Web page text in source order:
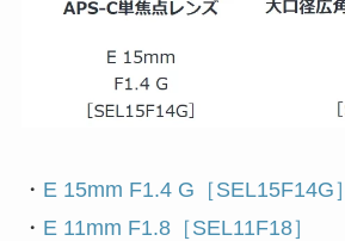
・ E 15mm F1.4 G［SEL15F14G］
・ E 11mm F1.8［SEL11F18］